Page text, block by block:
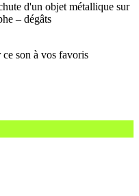
d'un objet métallique sur
– dégâts